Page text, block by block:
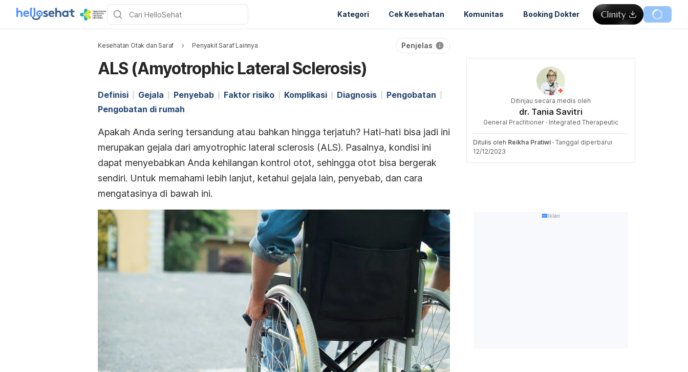
Kategori Cek Kesehatan Komunitas Booking Dokter
Kesehatan Otak dan Saraf Penyakit Saraf Lainnya Penjelas
ALS (Amyotrophic Lateral Sclerosis)
Definisi Gejala Penyebab Faktor risiko Komplikasi Diagnosis
Pengobatan
Pengobatan di rumah
Apakah Anda sering tersandung atau bahkan hingga terjatuh? Hati-hati bisa jadi ini
merupakan gejala dari amyotrophic lateral sclerosis (ALS). Pasalnya, kondisi ini
dapat menyebabkan Anda kehilangan kontrol otot, sehingga otot bisa bergerak
sendiri. Untuk memahami lebih lanjut, ketahui gejala lain, penyebab, dan cara
mengatasinya di bawah ini.
Ditinjau secara medis oleh
dr. Tania Savitri
General Practitioner · Integrated Therapeutic
Ditulis oleh Reikha Pratiwi · Tanggal diperbarui
12/12/2023
Iklan